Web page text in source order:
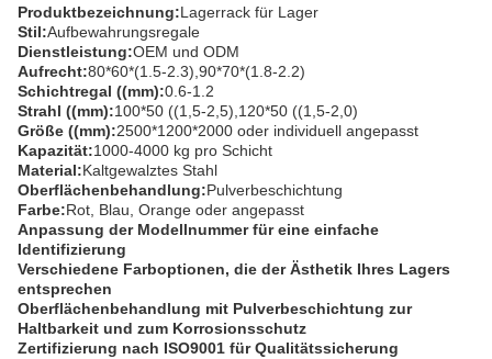
Produktbezeichnung:Lagerrack für Lager
Stil:Aufbewahrungsregale
Dienstleistung:OEM und ODM
Aufrecht:80*60*(1.5-2.3),90*70*(1.8-2.2)
Schichtregal ((mm):0.6-1.2
Strahl ((mm):100*50 ((1,5-2,5),120*50 ((1,5-2,0)
Größe ((mm):2500*1200*2000 oder individuell angepasst
Kapazität:1000-4000 kg pro Schicht
Material:Kaltgewalztes Stahl
Oberflächenbehandlung:Pulverbeschichtung
Farbe:Rot, Blau, Orange oder angepasst
Anpassung der Modellnummer für eine einfache
Identifizierung
Verschiedene Farboptionen, die der Ästhetik Ihres Lagers
entsprechen
Oberflächenbehandlung mit Pulverbeschichtung zur
Haltbarkeit und zum Korrosionsschutz
Zertifizierung nach ISO9001 für Qualitätssicherung